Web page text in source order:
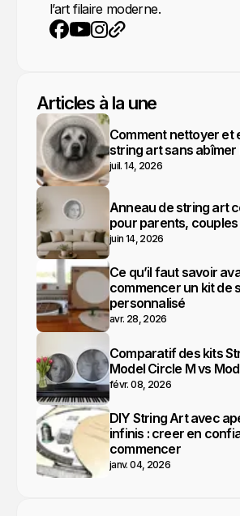
l’art filaire moderne.
Articles à la une
Comment nettoyer et
string art sans abîmer
juil. 14, 2026
Anneau de string art
pour parents, couples
juin 14, 2026
Ce qu’il faut savoir
commencer un kit de
personnalisé
avr. 28, 2026
Comparatif des kits
Model Circle M vs
févr. 08, 2026
DIY String Art avec
infinis : creer en
commencer
janv. 04, 2026